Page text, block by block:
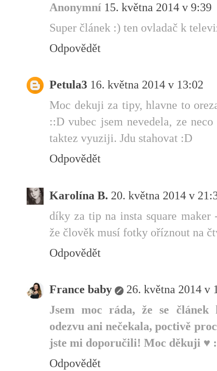
Anonymní 15. května 2014 v 9:39
Super článek :) ten ovladač k
Odpovědět
Petula3 16. května 2014 v 13:02
Moc dekuji za tipy, hlavne to
::D vubec jsem nevedela, ze
taktez vyuziji. Jdu stahovat :D
Odpovědět
Karolína B. 20. května 2014 v
díky za tip na insta square
že člověk musí fotky oříznout na
Odpovědět
France baby
26. května 2014 v
Jsem moc ráda, že se
odezvu ani nečekala, poctivě
jste mi doporučili! Moc děkuji ♥
Odpovědět